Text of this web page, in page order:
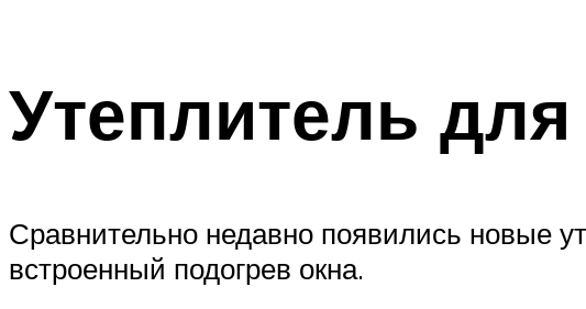
Утеплитель
Сравнительно недавно появились новые
встроенный подогрев окна.